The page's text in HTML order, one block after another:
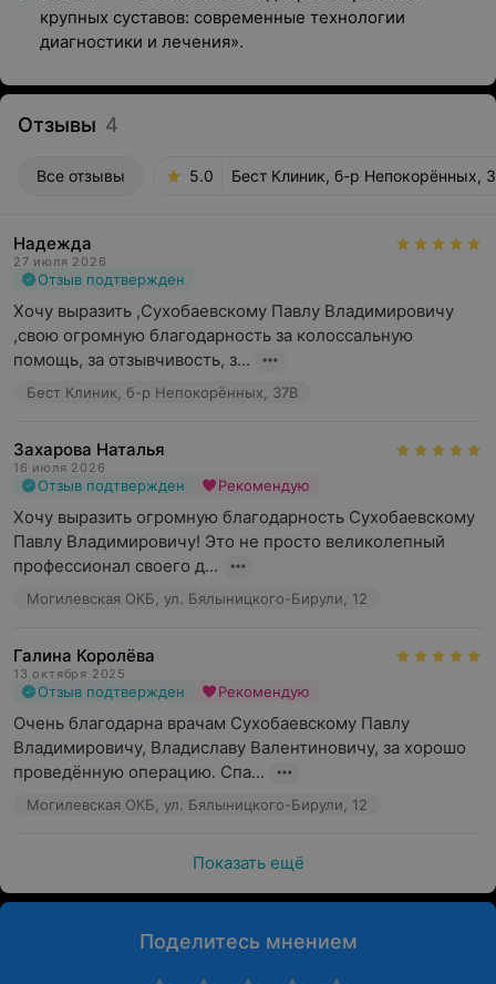
крупных суставов: современные технологии
диагностики и лечения».
Отзывы 4
Все отзывы 5.0 Бест Клиник, б-р Непокорённых,
Надежда
27 июля 2026
Отзыв подтвержден
Хочу выразить ,Сухобаевскому Павлу Владимировичу
,свою огромную благодарность за колоссальную
помощь, за отзывчивость, з...
Бест Клиник, б-р Непокорённых, 37В
Захарова Наталья
16 июля 2026
Отзыв подтвержден Рекомендую
Хочу выразить огромную благодарность Сухобаевскому
Павлу Владимировичу! Это не просто великолепный
профессионал своего д...
Могилевская ОКБ, ул. Бялыницкого-Бирули, 12
Галина Королёва
13 октября 2025
Отзыв подтвержден Рекомендую
Очень благодарна врачам Сухобаевскому Павлу
Владимировичу, Владиславу Валентиновичу, за хорошо
проведённую операцию. Спа...
Могилевская ОКБ, ул. Бялыницкого-Бирули, 12
Показать ещё
Поделитесь мнением